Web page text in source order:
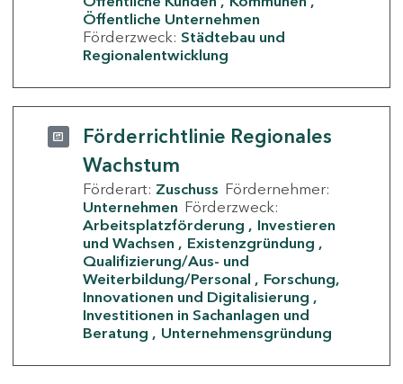
Öffentliche Unternehmen
Förderzweck: Städtebau und
Regionalentwicklung
Förderrichtlinie Regionales
Wachstum
Förderart: Zuschuss Fördernehmer:
Unternehmen Förderzweck:
Arbeitsplatzförderung
Investieren
und Wachsen
Existenzgründung
Qualifizierung/Aus- und
Weiterbildung/Personal
Forschung,
Innovationen und Digitalisierung
Investitionen in Sachanlagen und
Beratung
Unternehmensgründung